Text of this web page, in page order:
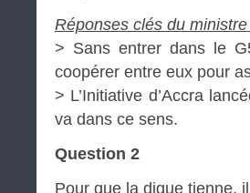
Réponses clés du
> Sans entrer dans le
coopérer entre eux pour
> L’Initiative d’Accra
va dans ce sens.
Question 2
Pour que la digue tienne,